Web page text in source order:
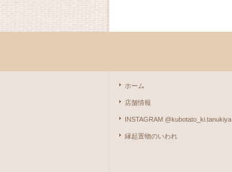
ホーム
店舗情報
INSTAGRAM @kubotato_ki.tanukiya
縁起置物のいわれ